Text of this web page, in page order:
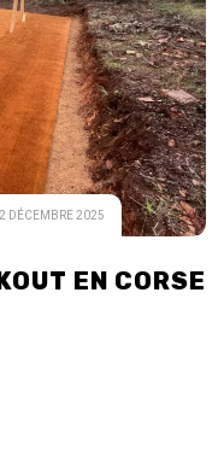
DÉCEMBRE 2025
EN CORSE